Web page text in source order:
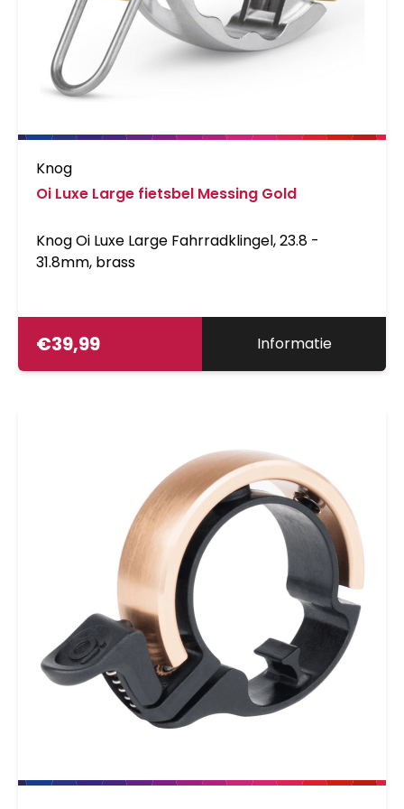
Knog
Oi Luxe Large fietsbel Messing Gold
Knog Oi Luxe Large Fahrradklingel, 23.8 -
31.8mm, brass
€39,99 Informatie